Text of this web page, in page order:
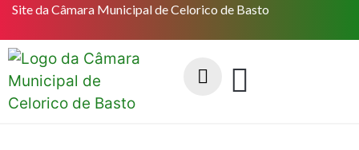
Site da Câmara Municipal de Celorico de Basto